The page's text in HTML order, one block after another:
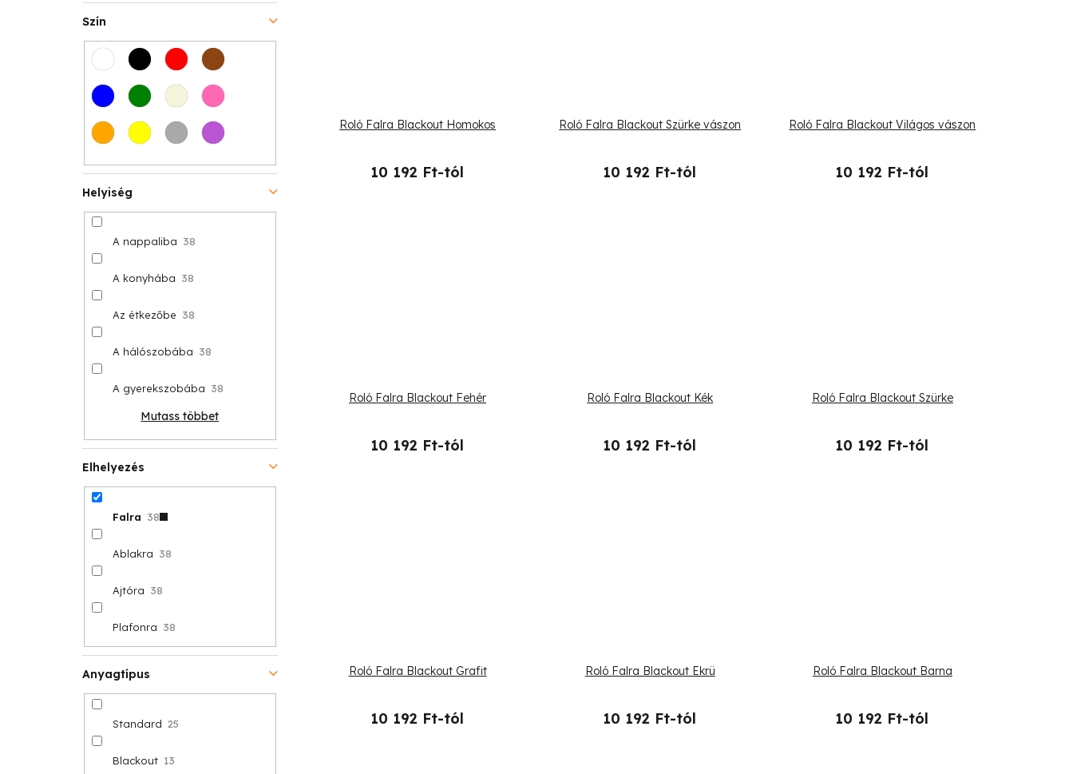
Szín
Helyiség
A nappaliba 38
A konyhába 38
Az étkezőbe 38
A hálószobába 38
A gyerekszobába 38
Mutass többet
Elhelyezés
Falra 38
Ablakra 38
Ajtóra 38
Plafonra 38
Anyagtípus
Standard 25
Blackout 13
Roló Falra Blackout Homokos
10 192 Ft-tól
Roló Falra Blackout Szürke vászon
10 192 Ft-tól
Roló Falra Blackout Világos vászon
10 192 Ft-tól
Roló Falra Blackout Fehér
10 192 Ft-tól
Roló Falra Blackout Kék
10 192 Ft-tól
Roló Falra Blackout Szürke
10 192 Ft-tól
Roló Falra Blackout Grafit
10 192 Ft-tól
Roló Falra Blackout Ekrü
10 192 Ft-tól
Roló Falra Blackout Barna
10 192 Ft-tól